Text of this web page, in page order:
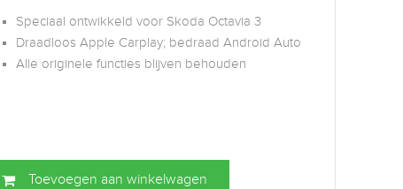
Speciaal ontwikkeld voor Skoda Octavia 3
Draadloos Apple Carplay; bedraad Android Auto
Alle originele functies blijven behouden
Toevoegen aan winkelwagen